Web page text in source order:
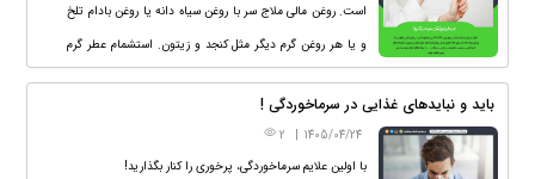
است. روغن مالی ملاج سر با روغن سیاه دانه یا روغن بادام تلخ
و یا هر روغن گرم دیگر مثل کنجد و زیتون. استشمام عطر گرم
(یاس ـ مریم ـ محمدی ـ نرگس ـ مشک و . . . ) شبها هنگام
خواب بهتراست زیر بینی مالیده شود.
باید و نبایدهای غذایی در سرماخوردگی !
1405/04/24
|
با اولین علایم سرماخوردگی، پرخوری را کنار بگذارید!